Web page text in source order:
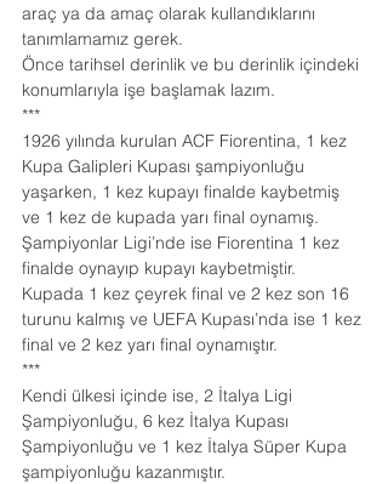
araç ya da amaç olarak kullandıklarını
tanımlamamız gerek.
Önce tarihsel derinlik ve bu derinlik içindeki
konumlarıyla işe başlamak lazım.
***
1926 yılında kurulan ACF Fiorentina, 1 kez
Kupa Galipleri Kupası şampiyonluğu
yaşarken, 1 kez kupayı finalde kaybetmiş
ve 1 kez de kupada yarı final oynamış.
Şampiyonlar Ligi’nde ise Fiorentina 1 kez
finalde oynayıp kupayı kaybetmiştir.
Kupada 1 kez çeyrek final ve 2 kez son 16
turunu kalmış ve UEFA Kupası’nda ise 1 kez
final ve 2 kez yarı final oynamıştır.
***
Kendi ülkesi içinde ise, 2 İtalya Ligi
Şampiyonluğu, 6 kez İtalya Kupası
Şampiyonluğu ve 1 kez İtalya Süper Kupa
şampiyonluğu kazanmıştır.